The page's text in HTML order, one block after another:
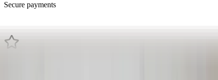
Secure payments